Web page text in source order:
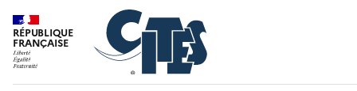
RÉPUBLIQUE
FRANÇAISE